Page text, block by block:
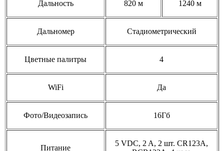
Дальность 820 м 1240 м
Дальномер Стадиометрический
Цветные палитры 4
WiFi Да
Фото/Видеозапись 16Гб
Питание
5 VDC, 2 A, 2 шт. СR123A,